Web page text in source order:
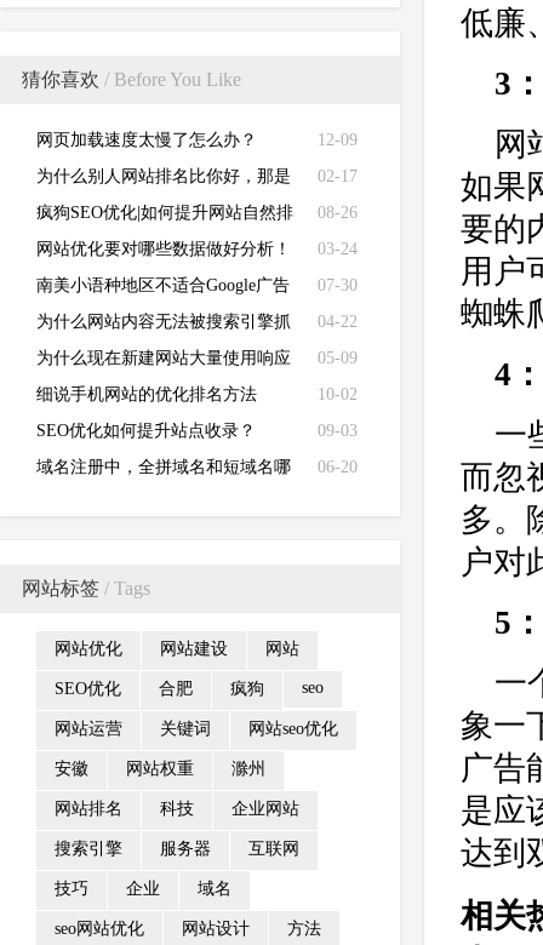
猜你喜欢 / Before You Like
12-09
网页加载速度太慢了怎么办？
02-17
为什么别人网站排名比你好，那是
你不知道这些网站优化方式
08-26
疯狗SEO优化|如何提升网站自然排
名
03-24
网站优化要对哪些数据做好分析！
07-30
南美小语种地区不适合Google广告
推广？看这里！
04-22
为什么网站内容无法被搜索引擎抓
取？
05-09
为什么现在新建网站大量使用响应
式网站的几大原因？
10-02
细说手机网站的优化排名方法
09-03
SEO优化如何提升站点收录？
06-20
域名注册中，全拼域名和短域名哪
网站标签 / Tags
网站优化 网站建设 网站
SEO优化 合肥 疯狗 seo
网站运营 关键词 网站seo优化
安徽 网站权重 滁州
网站排名 科技 企业网站
搜索引擎 服务器 互联网
技巧 企业 域名
seo网站优化 网站设计 方法
低廉
3
网
如果
要的
用户
蜘蛛
4
一
而忽
多。
户对
5
一
象一
广告
是应
达到
相关